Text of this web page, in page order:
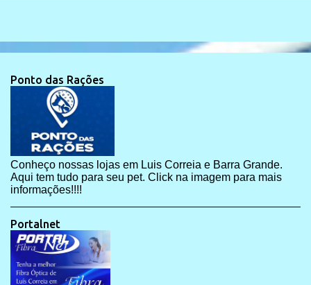
Ponto das Rações
Conheço nossas lojas em Luis Correia e Barra Grande.
Aqui tem tudo para seu pet. Click na imagem para mais
informações!!!!
Portalnet